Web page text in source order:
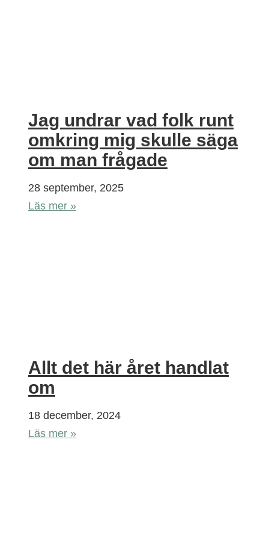
Jag undrar vad folk runt
omkring mig skulle säga
om man frågade
28 september, 2025
Läs mer »
Allt det här året handlat
om
18 december, 2024
Läs mer »